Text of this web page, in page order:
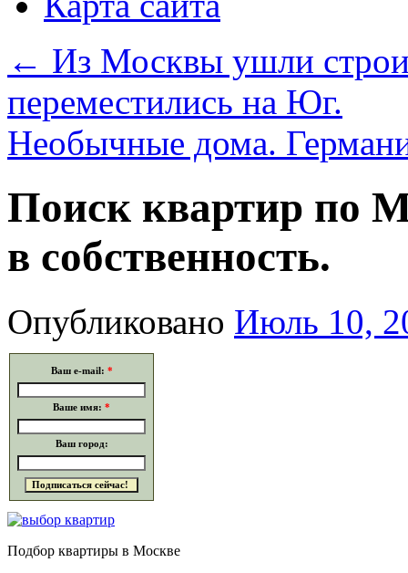
← Из Москвы ушли
переместились на Юг.
Необычные дома.
Поиск квартир по
в собственность.
Опубликовано Июль 10,
Ваш e-mail: *
Ваше имя: *
Ваш город:
Подбор квартиры в Москве